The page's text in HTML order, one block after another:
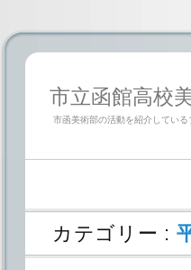
市立函館高校
市函美術部の活動を紹介している
カテゴリー :